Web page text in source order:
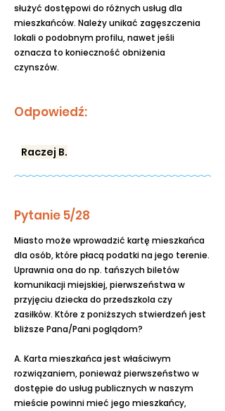
służyć dostępowi do różnych usług dla
mieszkańców. Należy unikać zagęszczenia
lokali o podobnym profilu, nawet jeśli
oznacza to konieczność obniżenia
czynszów.
Odpowiedź:
Raczej B.
Pytanie 5/28
Miasto może wprowadzić kartę mieszkańca
dla osób, które płacą podatki na jego terenie.
Uprawnia ona do np. tańszych biletów
komunikacji miejskiej, pierwszeństwa w
przyjęciu dziecka do przedszkola czy
zasiłków. Które z poniższych stwierdzeń jest
bliższe Pana/Pani poglądom?
A. Karta mieszkańca jest właściwym
rozwiązaniem, ponieważ pierwszeństwo w
dostępie do usług publicznych w naszym
mieście powinni mieć jego mieszkańcy,